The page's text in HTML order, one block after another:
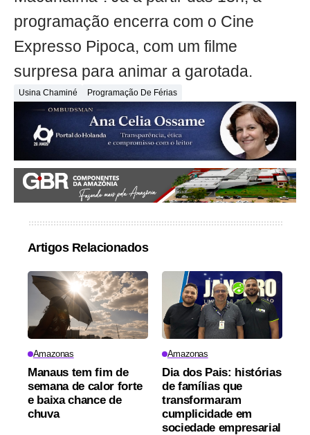
programação encerra com o Cine
Expresso Pipoca, com um filme
surpresa para animar a garotada.
Usina Chaminé Programação De Férias
Artigos Relacionados
Amazonas
Manaus tem fim de
semana de calor forte
e baixa chance de
chuva
Amazonas
Dia dos Pais: histórias
de famílias que
transformaram
cumplicidade em
sociedade empresarial